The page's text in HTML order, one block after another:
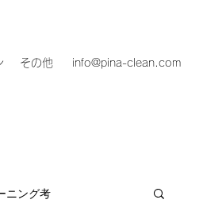
その他 info@pina-clean.com
ニング考